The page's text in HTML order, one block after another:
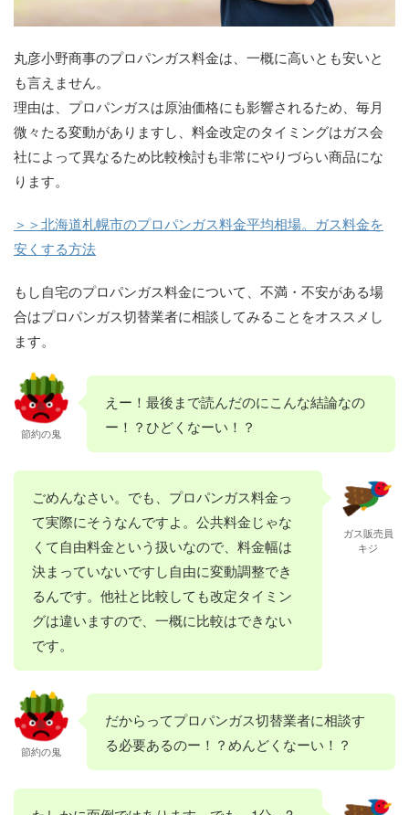
丸彦小野商事のプロパンガス料金は、一概に高いとも安いと
も言えません。
理由は、プロパンガスは原油価格にも影響されるため、毎月
微々たる変動がありますし、料金改定のタイミングはガス会
社によって異なるため比較検討も非常にやりづらい商品にな
ります。
＞＞北海道札幌市のプロパンガス料金平均相場。ガス料金を
安くする方法
もし自宅のプロパンガス料金について、不満・不安がある場
合はプロパンガス切替業者に相談してみることをオススメし
ます。
節約の鬼
えー！最後まで読んだのにこんな結論なの
ー！？ひどくなーい！？
ごめんなさい。でも、プロパンガス料金っ
て実際にそうなんですよ。公共料金じゃな
くて自由料金という扱いなので、料金幅は
決まっていないですし自由に変動調整でき
るんです。他社と比較しても改定タイミン
グは違いますので、一概に比較はできない
です。
ガス販売員
キジ
節約の鬼
だからってプロパンガス切替業者に相談す
る必要あるのー！？めんどくなーい！？